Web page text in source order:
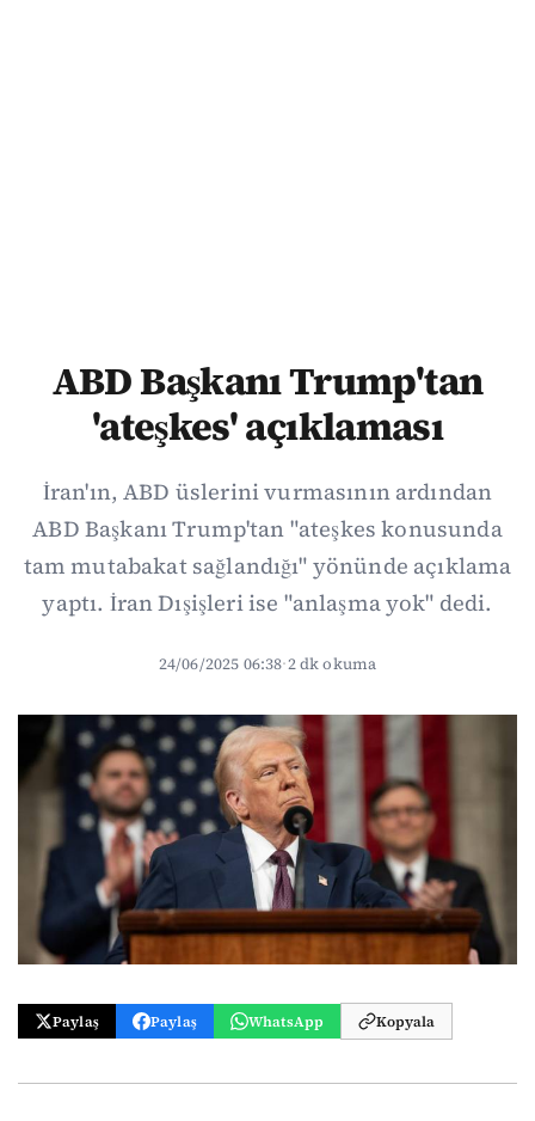
ABD Başkanı Trump'tan
'ateşkes' açıklaması
İran'ın, ABD üslerini vurmasının ardından
ABD Başkanı Trump'tan "ateşkes konusunda
tam mutabakat sağlandığı" yönünde açıklama
yaptı. İran Dışişleri ise "anlaşma yok" dedi.
24/06/2025 06:38·2 dk okuma
Paylaş Paylaş WhatsApp Kopyala